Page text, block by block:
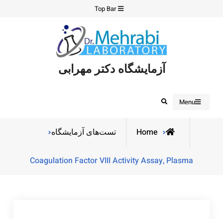
Top Bar
آزمایشگاه دکتر مهرابی
Menu
Search
Home تست‌های آزمایشگاه
Coagulation Factor VIII Activity Assay, Plasma